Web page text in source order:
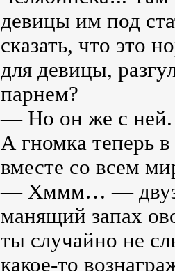
девицы им под
сказать, что это
для девицы,
парнем?
— Но он же с ней.
А гномка теперь
вместе со всем
— Хммм… —
манящий запах
ты случайно не
какое-то